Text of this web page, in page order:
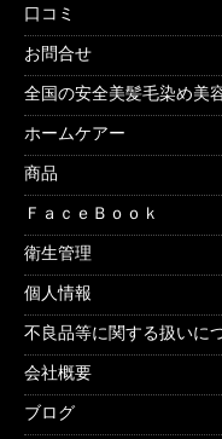
口コミ
お問合せ
全国の安全美髪毛染め美
ホームケアー
商品
ＦａｃｅＢｏｏｋ
衛生管理
個人情報
不良品等に関する扱いに
会社概要
ブログ